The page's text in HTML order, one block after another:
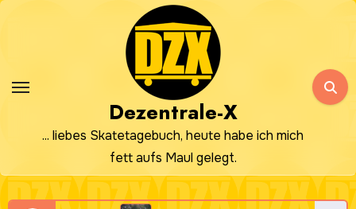
Dezentrale-X
... liebes Skatetagebuch, heute habe ich mich
fett aufs Maul gelegt.